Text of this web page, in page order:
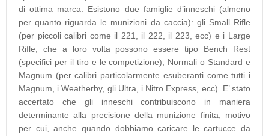
di ottima marca. Esistono due famiglie d’inneschi (almeno
per quanto riguarda le munizioni da caccia): gli Small Rifle
(per piccoli calibri come il 221, il 222, il 223, ecc) e i Large
Rifle, che a loro volta possono essere tipo Bench Rest
(specifici per il tiro e le competizione), Normali o Standard e
Magnum (per calibri particolarmente esuberanti come tutti i
Magnum, i Weatherby, gli Ultra, i Nitro Express, ecc). E’ stato
accertato che gli inneschi contribuiscono in maniera
determinante alla precisione della munizione finita, motivo
per cui, anche quando dobbiamo caricare le cartucce da